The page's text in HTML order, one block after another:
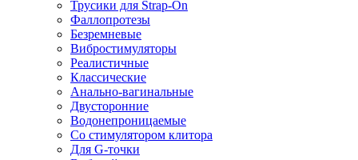
Трусики для Strap-On
Фаллопротезы
Безремневые
Вибростимуляторы
Реалистичные
Классические
Анально-вагинальные
Двусторонние
Водонепроницаемые
Со стимулятором клитора
Для G-точки